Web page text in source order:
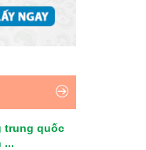
trung quốc
...